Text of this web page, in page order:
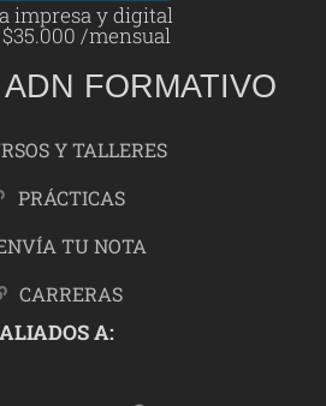
impresa y digital
/mensual
FORMATIVO
Y TALLERES
PRÁCTICAS
TU NOTA
CARRERAS
ALIADOS A: